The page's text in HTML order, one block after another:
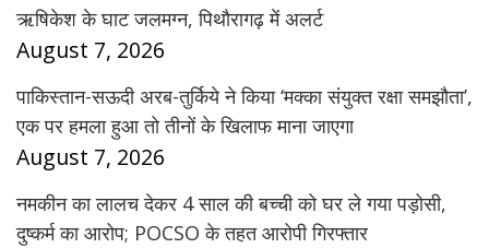
ऋषिकेश के घाट जलमग्न, पिथौरागढ़ में अलर्ट
August 7, 2026
पाकिस्तान-सऊदी अरब-तुर्किये ने किया ‘मक्का संयुक्त रक्षा समझौता’,
एक पर हमला हुआ तो तीनों के खिलाफ माना जाएगा
August 7, 2026
नमकीन का लालच देकर 4 साल की बच्ची को घर ले गया पड़ोसी,
दुष्कर्म का आरोप; POCSO के तहत आरोपी गिरफ्तार